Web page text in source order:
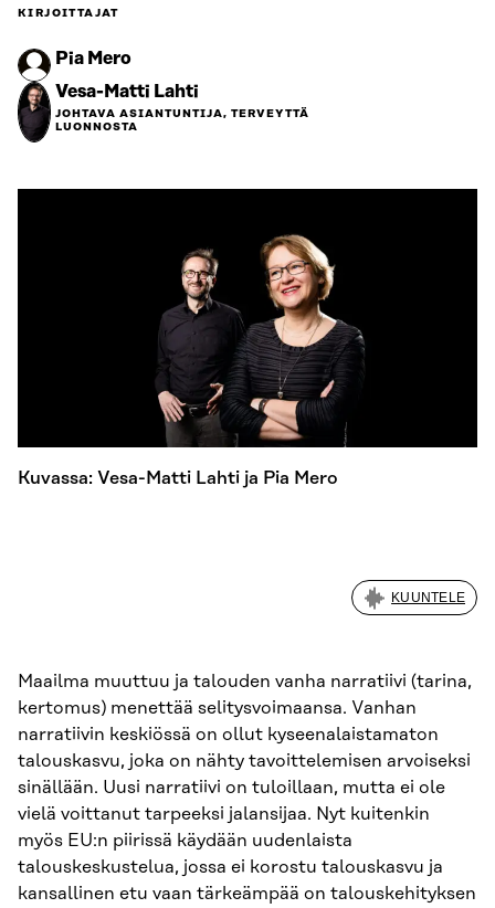
KIRJOITTAJAT
Pia Mero
Vesa-Matti Lahti
JOHTAVA ASIANTUNTIJA, TERVEYTTÄ
LUONNOSTA
Kuvassa: Vesa-Matti Lahti ja Pia Mero
KUUNTELE
Maailma muuttuu ja talouden vanha narratiivi (tarina,
kertomus) menettää selitysvoimaansa. Vanhan
narratiivin keskiössä on ollut kyseenalaistamaton
talouskasvu, joka on nähty tavoittelemisen arvoiseksi
sinällään. Uusi narratiivi on tuloillaan, mutta ei ole
vielä voittanut tarpeeksi jalansijaa. Nyt kuitenkin
myös EU:n piirissä käydään uudenlaista
talouskeskustelua, jossa ei korostu talouskasvu ja
kansallinen etu vaan tärkeämpää on talouskehityksen